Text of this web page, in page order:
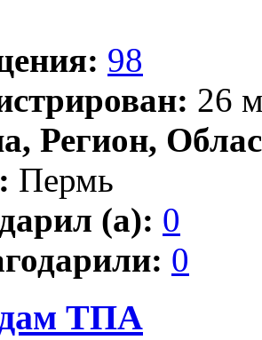
98
26
Регион,
Пермь
(а): 0
0
ТПА